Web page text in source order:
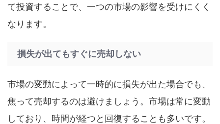
て投資することで、一つの市場の影響を受けにくく
なります。
損失が出てもすぐに売却しない
市場の変動によって一時的に損失が出た場合でも、
焦って売却するのは避けましょう。市場は常に変動
しており、時間が経つと回復することも多いです。